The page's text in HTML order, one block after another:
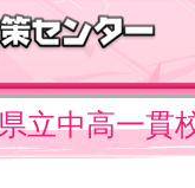
立中高一貫